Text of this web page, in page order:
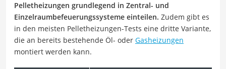
Pelletheizungen grundlegend in Zentral- und
Einzelraumbefeuerungssysteme einteilen. Zudem gibt es
in den meisten Pelletheizungen-Tests eine dritte Variante,
die an bereits bestehende Öl- oder Gasheizungen
montiert werden kann.